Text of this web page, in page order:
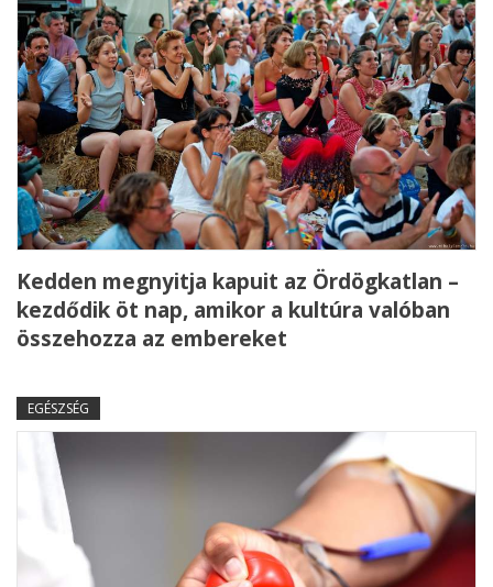
Kedden megnyitja kapuit az Ördögkatlan –
kezdődik öt nap, amikor a kultúra valóban
összehozza az embereket
EGÉSZSÉG